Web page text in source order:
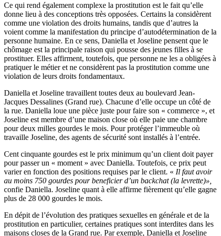
Ce qui rend également complexe la prostitution est le fait qu’elle
donne lieu à des conceptions très opposées. Certains la considèrent
comme une violation des droits humains, tandis que d’autres la
voient comme la manifestation du principe d’autodétermination de la
personne humaine. En ce sens, Daniella et Joseline pensent que le
chômage est la principale raison qui pousse des jeunes filles à se
prostituer. Elles affirment, toutefois, que personne ne les a obligées à
pratiquer le métier et ne considèrent pas la prostitution comme une
violation de leurs droits fondamentaux.
Daniella et Joseline travaillent toutes deux au boulevard Jean-
Jacques Dessalines (Grand rue). Chacune d’elle occupe un côté de
la rue. Daniella loue une pièce juste pour faire son « commerce », et
Joseline est membre d’une maison close où elle paie une chambre
pour deux milles gourdes le mois. Pour protéger l’immeuble où
travaille Joseline, des agents de sécurité sont installés à l’entrée.
Cent cinquante gourdes est le prix minimum qu’un client doit payer
pour passer un « moment » avec Daniella. Toutefois, ce prix peut
varier en fonction des positions requises par le client. « Il faut avoir
au moins 750 gourdes pour beneficier d’un backchat (la levrette)»,
confie Daniella. Joseline quant à elle affirme fièrement qu’elle gagne
plus de 28 000 gourdes le mois.
En dépit de l’évolution des pratiques sexuelles en générale et de la
prostitution en particulier, certaines pratiques sont interdites dans les
maisons closes de la Grand rue. Par exemple, Daniella et Joseline